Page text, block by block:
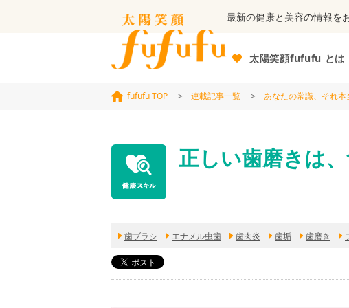
最新の健康と美容の情報を
太陽笑顔fufufu とは
fufufu TOP > 連載記事一覧 > あなたの常識、それ本
正しい歯磨きは
歯ブラシ エナメル虫歯 歯肉炎 歯垢 歯磨き